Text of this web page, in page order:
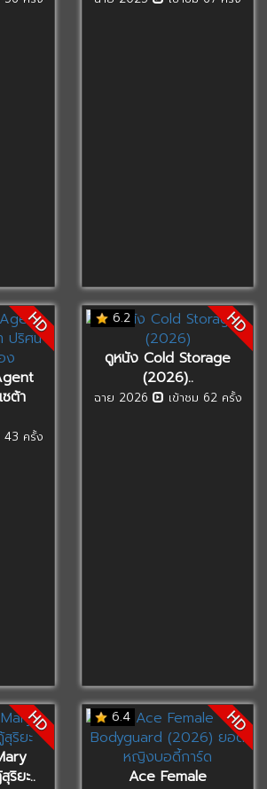
HD
ต้า
43 ครั้ง
6.2 HD
ดูหนัง Cold Storage
(2026)..
ฉาย 2026 เข้าชม 62 ครั้ง
HD
ยะ..
6.4 HD
Ace Female